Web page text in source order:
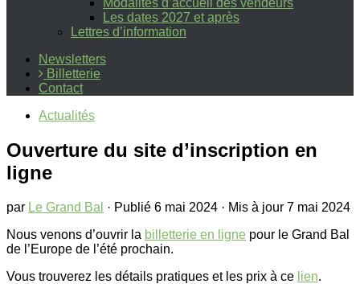
Modalités d’accueil des vendeurs
Les dates 2027 et après
Lettres d’information
Newsletters
Billetterie
Contact
Actualités
Ouverture du site d’inscription en
ligne
par Le Grand Bal · Publié 6 mai 2024 · Mis à jour 7 mai 2024
Nous venons d’ouvrir la billetterie en ligne pour le Grand Bal
de l’Europe de l’été prochain.
Vous trouverez les détails pratiques et les prix à ce lien.